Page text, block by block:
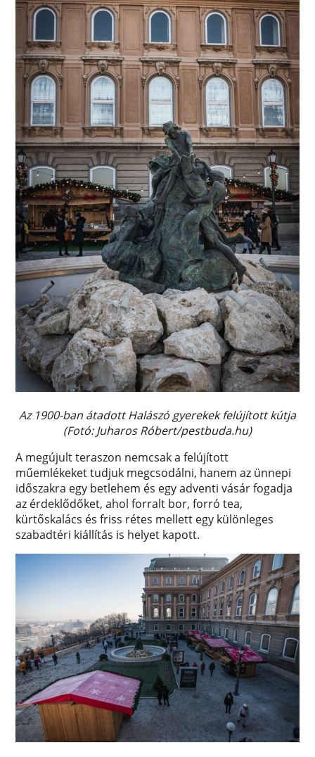
Az 1900-ban átadott Halászó gyerekek felújított kútja
(Fotó: Juharos Róbert/pestbuda.hu)
A megújult teraszon nemcsak a felújított
műemlékeket tudjuk megcsodálni, hanem az ünnepi
időszakra egy betlehem és egy adventi vásár fogadja
az érdeklődőket, ahol forralt bor, forró tea,
kürtőskalács és friss rétes mellett egy különleges
szabadtéri kiállítás is helyet kapott.